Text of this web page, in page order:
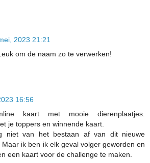
2023 21:21
om de naam zo te verwerken!
16:56
kaart met mooie dierenplaatjes.
je toppers en winnende kaart.
niet van het bestaan af van dit nieuwe
ik ben ik elk geval volger geworden en
een kaart voor de challenge te maken.